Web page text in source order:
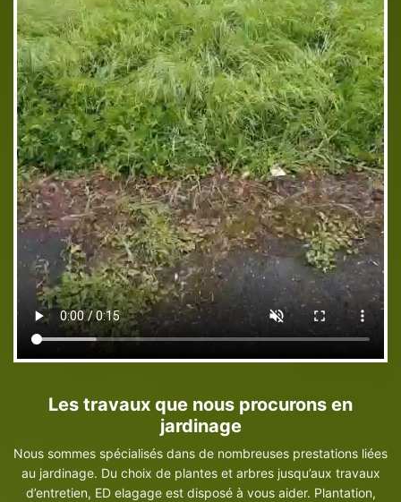
Les travaux que nous procurons en
jardinage
Nous sommes spécialisés dans de nombreuses prestations liées
au jardinage. Du choix de plantes et arbres jusqu’aux travaux
d’entretien, ED elagage est disposé à vous aider. Plantation,